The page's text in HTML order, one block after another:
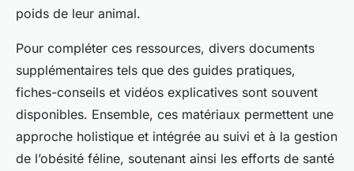
poids de leur animal.
Pour compléter ces ressources, divers documents
supplémentaires tels que des guides pratiques,
fiches-conseils et vidéos explicatives sont souvent
disponibles. Ensemble, ces matériaux permettent une
approche holistique et intégrée au suivi et à la gestion
de l’obésité féline, soutenant ainsi les efforts de santé